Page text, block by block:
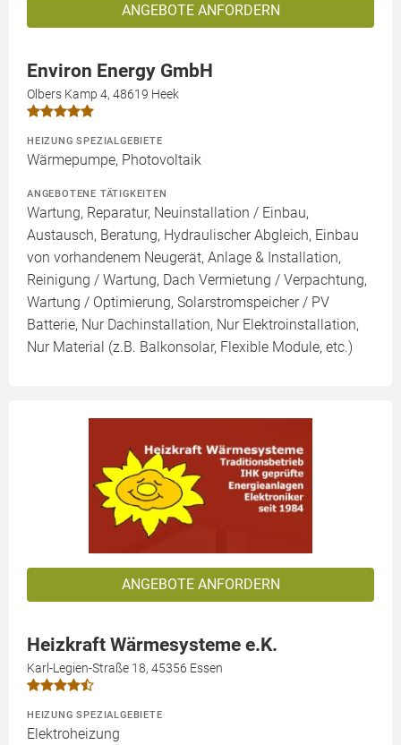
ANGEBOTE ANFORDERN
Environ Energy GmbH
Olbers Kamp 4, 48619 Heek
HEIZUNG SPEZIALGEBIETE
Wärmepumpe, Photovoltaik
ANGEBOTENE TÄTIGKEITEN
Wartung, Reparatur, Neuinstallation / Einbau,
Austausch, Beratung, Hydraulischer Abgleich, Einbau
von vorhandenem Neugerät, Anlage & Installation,
Reinigung / Wartung, Dach Vermietung / Verpachtung,
Wartung / Optimierung, Solarstromspeicher / PV
Batterie, Nur Dachinstallation, Nur Elektroinstallation,
Nur Material (z.B. Balkonsolar, Flexible Module, etc.)
ANGEBOTE ANFORDERN
Heizkraft Wärmesysteme e.K.
Karl-Legien-Straße 18, 45356 Essen
HEIZUNG SPEZIALGEBIETE
Elektroheizung